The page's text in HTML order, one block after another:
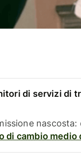
di servizi di
di cambio medio